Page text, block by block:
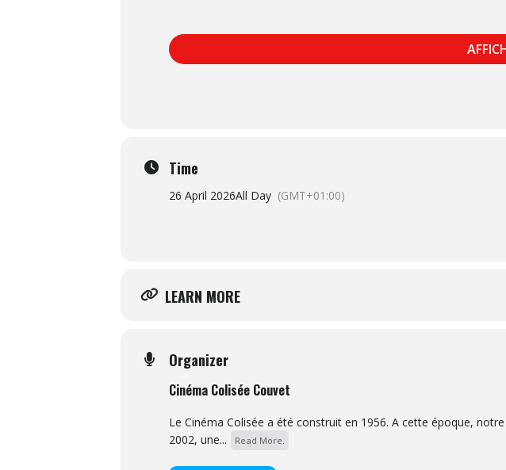
Time
26 April 2026All Day (GMT+01:00)
LEARN MORE
Organizer
Cinéma Colisée Couvet
Le Cinéma Colisée a été construit en 1956. A cette époque,
2002, une...
Read More.